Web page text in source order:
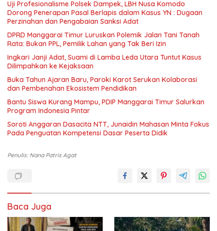
Uji Profesionalisme Polsek Dampek, LBH Nusa Komodo
Dorong Penerapan Pasal Berlapis dalam Kasus YN : Dugaan
Perzinahan dan Pengabaian Sanksi Adat
DPRD Manggarai Timur Luruskan Polemik Jalan Tani Tanah
Rata: Bukan PPL, Pemilik Lahan yang Tak Beri Izin
Ingkari Janji Adat, Suami di Lamba Leda Utara Tuntut Kasus
Dilimpahkan ke Kejaksaan
Buka Tahun Ajaran Baru, Paroki Karot Serukan Kolaborasi
dan Pembenahan Ekosistem Pendidikan
Bantu Siswa Kurang Mampu, PDIP Manggarai Timur Salurkan
Program Indonesia Pintar
Soroti Anggaran Dasacita NTT, Junaidin Mahasan Minta Fokus
Pada Penguatan Kompetensi Dasar Peserta Didik
Penulis: Nana Patris Agat
Baca Juga